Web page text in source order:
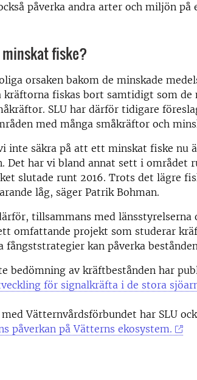
påverka andra arter och miljön
fiske?
orsaken bakom de minskade
kräftorna fiskas bort samtidigt som de
SLU har därför tidigare
med många småkräftor och
inte säkra på att ett minskat fiske nu
Det har vi bland annat sett i området
slutade runt 2016. Trots det lägre
låg, säger Patrik Bohman.
tillsammans med länsstyrelserna
omfattande projekt som studerar
fångststrategier kan påverka
bedömning av kräftbestånden har
för signalkräfta i de stora
Vätternvårdsförbundet har SLU
påverkan på Vätterns ekosystem.